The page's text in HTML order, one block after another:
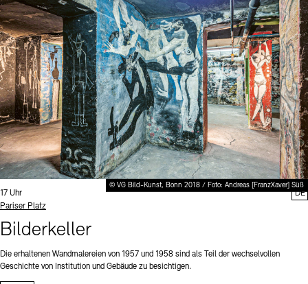
Stellenangebote Newsletter Presse
Nachhaltigkeit Kontakt
Digitale Sammlungen Exil-Archive
© VG Bild-Kunst, Bonn 2018 / Foto: Andreas [FranzXaver] Süß
Uhrzeit:
17 Uhr
Standort
Pariser Platz
Bilderkeller
Die erhaltenen Wandmalereien von 1957 und 1958 sind als Teil der wechselvollen
Geschichte von Institution und Gebäude zu besichtigen.
DE